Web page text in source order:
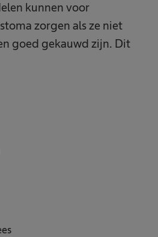
kunnen voor
zorgen als ze niet
goed gekauwd zijn. Dit